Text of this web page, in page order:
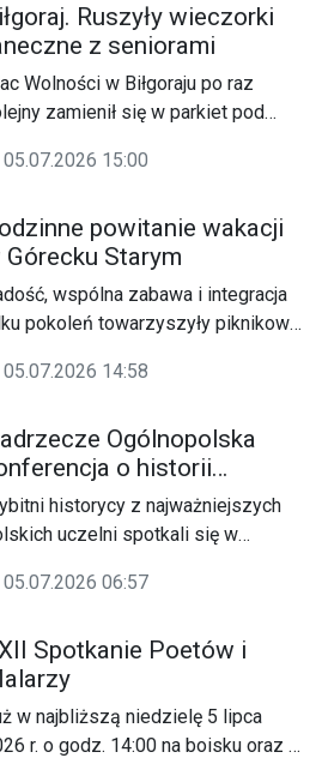
„Bukowskich Jagodzianek” –
które od lat promuje
Puszczy Solskiej, lokalne
oraz integruje społeczność
Biłgoraj. Na uczestników
występy artystyczne,
przysmakami oraz
które zakończyły się
zabawą pod gwiazdami.
Ruszyły wieczorki
z seniorami
Wolności w Biłgoraju po raz
zamienił się w parkiet pod
zainaugurowano czwarty sezon
Uniwersytet Trzeciego Wieku w
Wydarzenie przyciągnęło
mieszkańców, którzy
rozpoczęli wakacyjny cykl
05.07.2026 15:00
powitanie wakacji
Górecku Starym
wspólna zabawa i integracja
pokoleń towarzyszyły piknikowi
w Górecku Starym.
Gospodyń Wiejskich, było okazją
symbolicznego rozpoczęcia
ale także wspólnego
Dnia Matki, Dnia Ojca i
05.07.2026 14:58
Ogólnopolska
o historii
Zamojskiej
historycy z najważniejszych
uczelni spotkali się w
nieznane karty historii
W piątek, 3 lipca, odbyła
Ogólnopolska Konferencja
pt. „Ordynacja Zamojska
dobra biłgorajskie wobec
05.07.2026 06:57
Spotkanie Poetów i
w najbliższą niedzielę 5 lipca
r. o godz. 14:00 na boisku oraz w